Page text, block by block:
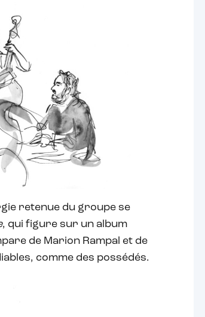
retenue du groupe se
, qui figure sur un album
de Marion Rampal et de
comme des possédés.